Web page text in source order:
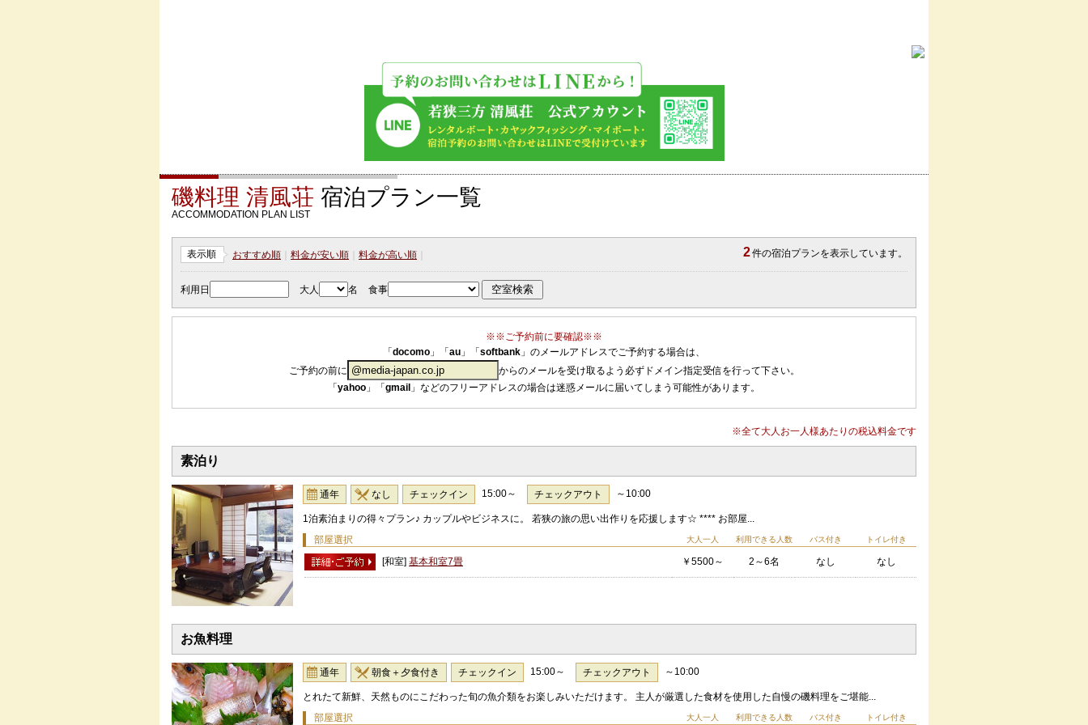
磯料理 清風荘 宿泊プラン一覧
ACCOMMODATION PLAN LIST
表示順 おすすめ順 料金が安い順 料金が高い順 2件の宿泊プランを表示しています。
利用日 大人 名 食事
※※ご予約前に要確認※※
「 docomo 」「 au 」「 softbank 」のメールアドレスでご予約する場合は、
ご予約の前に
からのメールを受け取るよう必ずドメイン指定受信を行って下さい。
「 yahoo 」「 gmail 」などのフリーアドレスの場合は迷惑メールに届いてしまう可能性があります。
※全て大人お一人様あたりの税込料金です
素泊り
通年 なし チェックイン 15:00～ チェックアウト ～10:00
1泊素泊まりの得々プラン♪ カップルやビジネスに。 若狭の旅の思い出作りを応援します☆ **** お部屋...
部屋選択
大人一人 利用できる人数 バス付き トイレ付き
[和室] 基本和室7畳 ￥5500～ 2～6名 なし なし
お魚料理
通年 朝食＋夕食付き チェックイン 15:00～ チェックアウト ～10:00
とれたて新鮮、天然ものにこだわった旬の魚介類をお楽しみいただけます。 主人が厳選した食材を使用した自慢の磯料理をご堪能...
部屋選択
大人一人 利用できる人数 バス付き トイレ付き